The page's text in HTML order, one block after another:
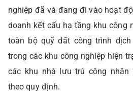
nghiệp đã và đang đi vào hoạt
doanh kết cấu hạ tầng khu công
toàn bộ quỹ đất công trình
trong các khu công nghiệp hiện
các khu nhà lưu trú công nhân
theo quy định.